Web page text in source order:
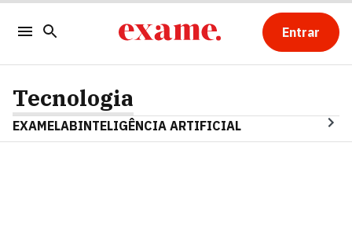
Entrar
Tecnologia
EXAMELABINTELIGÊNCIA ARTIFICIAL